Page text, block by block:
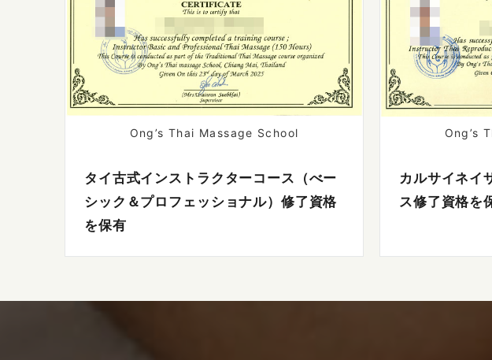
Ong’s Thai Massage School
タイ古式インストラクターコース（べー
シック＆プロフェッショナル）修了資格
を保有
Ong’s
カルサイネイ
ス修了資格を